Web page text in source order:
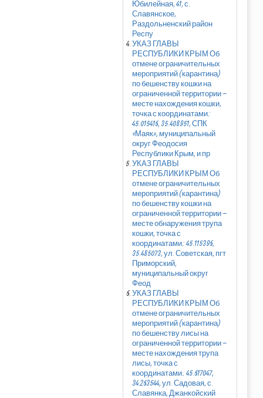
Юбилейная, 41, с.
Славянское,
Раздольненский район
Респу
УКАЗ ГЛАВЫ
РЕСПУБЛИКИ КРЫМ Об
отмене ограничительных
мероприятий (карантина)
по бешенству кошки на
ограниченной территории –
месте нахождения кошки,
точка с координатами:
45.015416, 35.408951, СПК
«Маяк», муниципальный
округ Феодосия
Республики Крым, и пр
УКАЗ ГЛАВЫ
РЕСПУБЛИКИ КРЫМ Об
отмене ограничительных
мероприятий (карантина)
по бешенству кошки на
ограниченной территории –
месте обнаружения трупа
кошки, точка с
координатами: 45.115396,
35.485073, ул. Советская, пгт
Приморский,
муниципальный округ
Феод
УКАЗ ГЛАВЫ
РЕСПУБЛИКИ КРЫМ Об
отмене ограничительных
мероприятий (карантина)
по бешенству лисы на
ограниченной территории –
месте нахождения трупа
лисы, точка с
координатами: 45.617047,
34.263544, ул. Садовая, с.
Славянка, Джанкойский